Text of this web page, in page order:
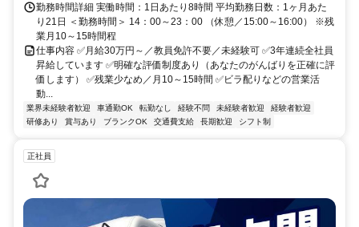
勤務時間詳細 実働時間：1日あたり8時間 平均勤務日数：1ヶ月あた
り21日 ＜勤務時間＞ 14：00～23：00 （休憩／15:00～16:00） ※残
業月10～15時間程
仕事内容 ✅月給30万円～／教員免許不要／未経験可 ✅3年連続全社員
昇給しています ✅明確な評価制度あり（あなたのがんばりを正確に評
価します） ✅残業少なめ／月10～15時間 ✅ビラ配りなどの営業活
動...
業界未経験者歓迎 車通勤OK 転勤なし 経験不問 未経験者歓迎
経験者歓迎
研修あり
賞与あり ブランクOK 交通費支給 長期歓迎 シフト制
正社員